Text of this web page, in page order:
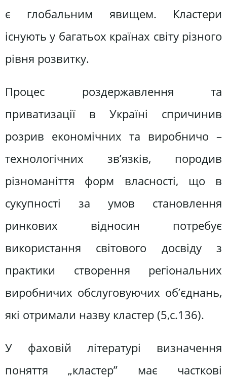
є глобальним явищем. Кластери
існують у багатьох країнах світу різного
рівня розвитку.
Процес роздержавлення та
приватизації в Україні спричинив
розрив економічних та виробничо –
технологічних зв’язків, породив
різноманіття форм власності, що в
сукупності за умов становлення
ринкових відносин потребує
використання світового досвіду з
практики створення регіональних
виробничих обслуговуючих об’єднань,
які отримали назву кластер (5,с.136).
У фаховій літературі визначення
поняття „кластер” має часткові